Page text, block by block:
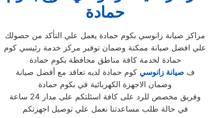
حمادة
مراكز صيانة زانوسي بكوم حمادة يعمل علي التأكد من حصولك
علي افضل صيانة ممكنة وضمان توفير مركز خدمة رئيسي كوم
حمادة لخدمة كافة مناطق محافظة بكوم حمادة
ف صيانة زانوسي كوم حمادة لديه تعاقد مع أفضل صيانة
وضمان الاجهزة الكهربائية في بكوم حمادة
وفريق مخصص للرد على كافة اسئلتكم على مدار 24 ساعة
في حالة طلب مساعدتنا نعمل علي توصيل اجهزتكم